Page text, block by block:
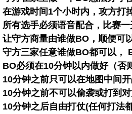
在游戏时间1个小时内，攻方打
所有选手必须语音配合，比赛
让守方商量由谁做BO，顺便可
守方三家任意谁做BO都可以，
BO必须在10分钟以内做好（否
10分钟之前只可以在地图中间
10分钟之前不可以偷袭或打到
10分钟之后自由打仗(任何打法